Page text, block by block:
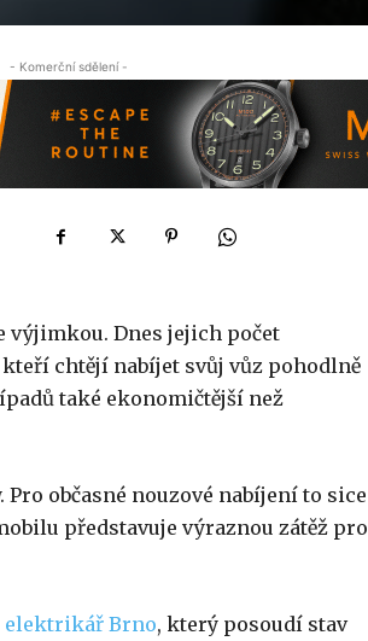
- Komerční sdělení -
výjimkou. Dnes jejich počet
chtějí nabíjet svůj vůz pohodlně
také ekonomičtější než
občasné nouzové nabíjení to sice
představuje výraznou zátěž pro
elektrikář Brno, který posoudí stav